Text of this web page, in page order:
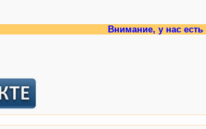
Внимание, у нас есть